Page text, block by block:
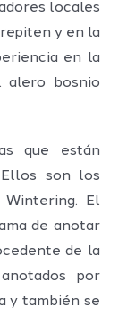
locales
y en la
en la
alero bosnio
que están
son los
El
de anotar
de la
por
y también se